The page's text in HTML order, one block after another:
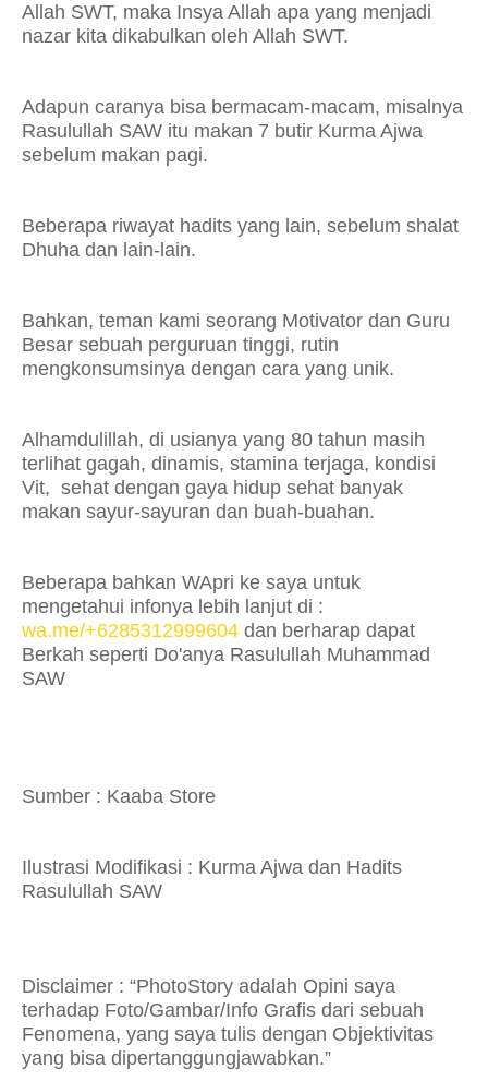
Allah SWT, maka Insya Allah apa yang menjadi
nazar kita dikabulkan oleh Allah SWT.
Adapun caranya bisa bermacam-macam, misalnya
Rasulullah SAW itu makan 7 butir Kurma Ajwa
sebelum makan pagi.
Beberapa riwayat hadits yang lain, sebelum shalat
Dhuha dan lain-lain.
Bahkan, teman kami seorang Motivator dan Guru
Besar sebuah perguruan tinggi, rutin
mengkonsumsinya dengan cara yang unik.
Alhamdulillah, di usianya yang 80 tahun masih
terlihat gagah, dinamis, stamina terjaga, kondisi
Vit, sehat dengan gaya hidup sehat banyak
makan sayur-sayuran dan buah-buahan.
Beberapa bahkan WApri ke saya untuk
mengetahui infonya lebih lanjut di :
wa.me/+6285312999604 dan berharap dapat
Berkah seperti Do'anya Rasulullah Muhammad
SAW
Sumber : Kaaba Store
Ilustrasi Modifikasi : Kurma Ajwa dan Hadits
Rasulullah SAW
Disclaimer : “PhotoStory adalah Opini saya
terhadap Foto/Gambar/Info Grafis dari sebuah
Fenomena, yang saya tulis dengan Objektivitas
yang bisa dipertanggungjawabkan.”